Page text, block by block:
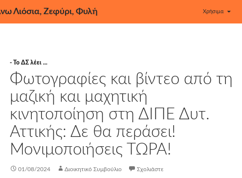
Λιόσια, Ζεφύρι, Φυλή Χρήσιμα
- Το ΔΣ λέει ...
Φωτογραφίες και βίντεο από τη
μαζική και μαχητική
κινητοποίηση στη ΔΙΠΕ Δυτ.
Αττικής: Δε θα περάσει!
Μονιμοποιήσεις ΤΩΡΑ!
01/08/2024 Διοικητικό Συμβούλιο Σχολιάστε